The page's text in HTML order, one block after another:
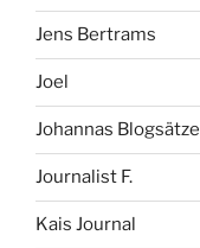
Jens Bertrams
Joel
Johannas Blogsätze
Journalist F.
Kais Journal